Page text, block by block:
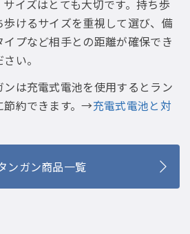
イズはとても大切です。持ち歩
歩けるサイズを重視して選び、備
プなど相手との距離が確保でき
い。
ンは充電式電池を使用するとラン
節約できます。→充電式電池と対
ンガン商品一覧